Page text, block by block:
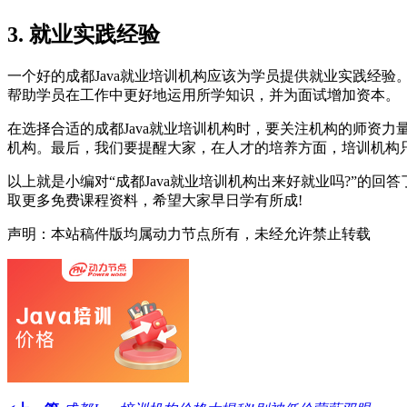
3. 就业实践经验
一个好的成都Java就业培训机构应该为学员提供就业实践经
帮助学员在工作中更好地运用所学知识，并为面试增加资本。
在选择合适的成都Java就业培训机构时，要关注机构的师资
机构。最后，我们要提醒大家，在人才的培养方面，培训机
以上就是小编对“成都Java就业培训机构出来好就业吗?”的回
取更多免费课程资料，希望大家早日学有所成!
声明：本站稿件版均属动力节点所有，未经允许禁止转载